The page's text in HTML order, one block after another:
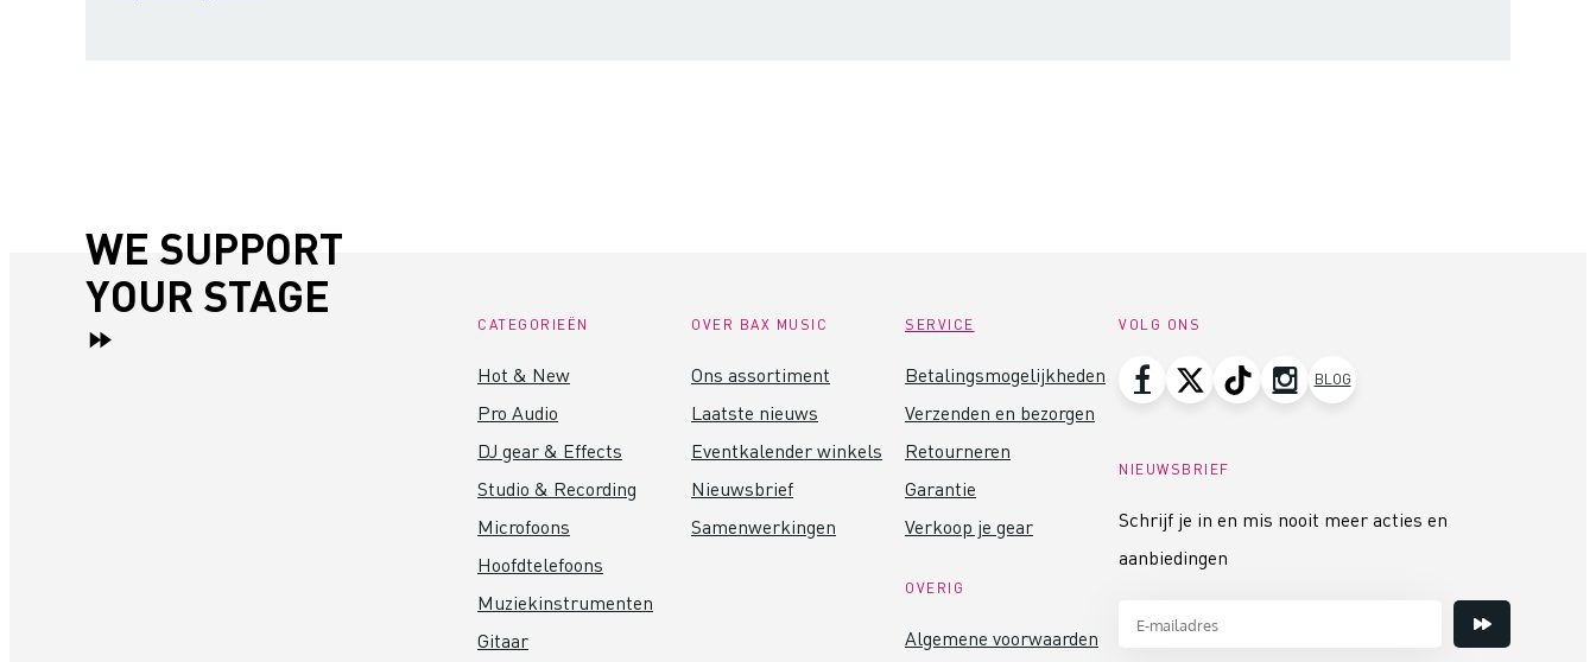
WE SUPPORT
YOUR STAGE
CATEGORIEËN
Hot & New
Pro Audio
DJ gear & Effects
Studio & Recording
Microfoons
Hoofdtelefoons
Muziekinstrumenten
Gitaar
OVER BAX MUSIC
Ons assortiment
Laatste nieuws
Eventkalender winkels
Nieuwsbrief
Samenwerkingen
SERVICE
Betalingsmogelijkheden
Verzenden en bezorgen
Retourneren
Garantie
Verkoop je gear
OVERIG
Algemene voorwaarden
VOLG ONS
BLOG
NIEUWSBRIEF
Schrijf je in en mis nooit meer acties en
aanbiedingen